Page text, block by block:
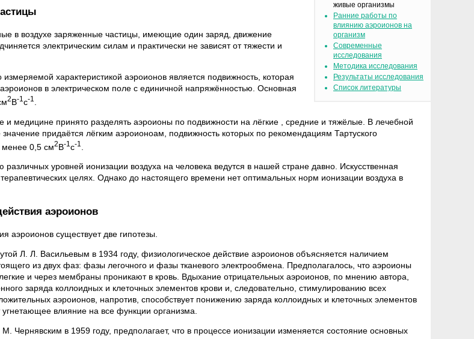
живые организмы
Ранние работы по
влиянию аэроионов на
организм
Современные
исследования
Методика исследования
Результаты исследования
Список литературы
в воздухе заряженные частицы, имеющие один заряд, движение
электрическим силам и практически не зависят от тяжести и
характеристикой аэроионов является подвижность, которая
в электрическом поле с единичной напряжённостью. Основная
2В-1 с-1
и медицине принято разделять аэроионы по подвижности на лёгкие , средние и тяжёлые. В лечебной
значение придаётся лёгким аэроионоам, подвижность которых по рекомендациям Тартуского
менее 0,5 см2В-1 с-1
уровней ионизации воздуха на человека ведутся в нашей стране давно. Искусственная
целях. Однако до настоящего времени нет оптимальных норм ионизации воздуха в
аэроионов
аэроионов существует две гипотезы.
Л. Л. Васильевым в 1934 году, физиологическое действие аэроионов объясняется наличием
из двух фаз: фазы легочного и фазы тканевого электрообмена. Предполагалось, что аэроионы
и через мембраны проникают в кровь. Вдыхание отрицательных аэроионов, по мнению автора,
заряда коллоидных и клеточных элементов крови и, следовательно, стимулированию всех
аэроионов, напротив, способствует понижению заряда коллоидных и клеточных элементов
угнетающее влияние на все функции организма.
Чернявским в 1959 году, предполагает, что в процессе ионизации изменяется состояние основных